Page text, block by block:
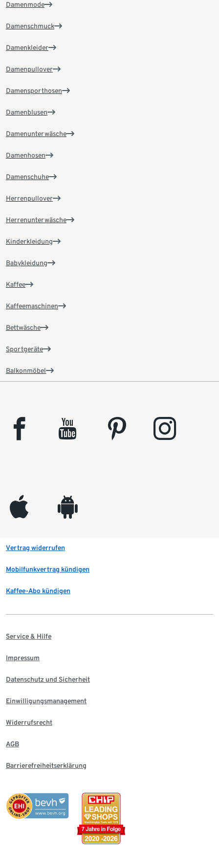
Damenmode
Damenschmuck
Damenkleider
Damenpullover
Damensporthosen
Damenblusen
Damenunterwäsche
Damenhosen
Damenschuhe
Herrenpullover
Herrenunterwäsche
Kinderkleidung
Babykleidung
Kaffee
Kaffeemaschinen
Bettwäsche
Sportgeräte
Balkonmöbel
facebook youtube pinterest instagram
appleinc android
Vertrag widerrufen
Mobilfunkvertrag kündigen
Kaffee-Abo kündigen
Service & Hilfe
Impressum
Datenschutz und Sicherheit
Einwilligungsmanagement
Widerrufsrecht
AGB
Barrierefreiheitserklärung